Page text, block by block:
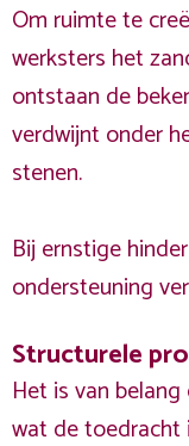
Om ruimte te
werksters het
ontstaan de
verdwijnt onder
stenen.
Bij ernstige
ondersteuning
Structurele
Het is van
wat de toedracht